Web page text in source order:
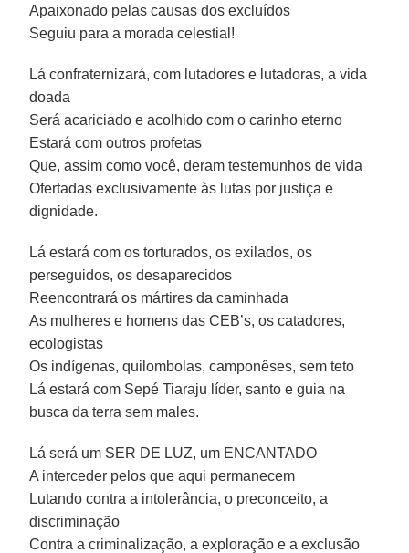
Apaixonado pelas causas dos excluídos
Seguiu para a morada celestial!
Lá confraternizará, com lutadores e lutadoras, a vida
doada
Será acariciado e acolhido com o carinho eterno
Estará com outros profetas
Que, assim como você, deram testemunhos de vida
Ofertadas exclusivamente às lutas por justiça e
dignidade.
Lá estará com os torturados, os exilados, os
perseguidos, os desaparecidos
Reencontrará os mártires da caminhada
As mulheres e homens das CEB’s, os catadores,
ecologistas
Os indígenas, quilombolas, camponêses, sem teto
Lá estará com Sepé Tiaraju líder, santo e guia na
busca da terra sem males.
Lá será um SER DE LUZ, um ENCANTADO
A interceder pelos que aqui permanecem
Lutando contra a intolerância, o preconceito, a
discriminação
Contra a criminalização, a exploração e a exclusão